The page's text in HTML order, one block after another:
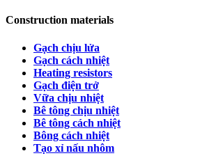
Construction materials
Gạch chịu lửa
Gạch cách nhiệt
Heating resistors
Gạch điện trở
Vữa chịu nhiệt
Bê tông chịu nhiệt
Bê tông cách nhiệt
Bông cách nhiệt
Tạo xỉ nấu nhôm